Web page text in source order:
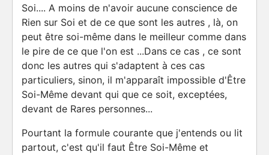
Soi.... A moins de n'avoir aucune conscience de
Rien sur Soi et de ce que sont les autres , là, on
peut être soi-même dans le meilleur comme dans
le pire de ce que l'on est ...Dans ce cas , ce sont
donc les autres qui s'adaptent à ces cas
particuliers, sinon, il m'apparaît impossible d'Être
Soi-Même devant qui que ce soit, exceptées,
devant de Rares personnes...
Pourtant la formule courante que j'entends ou lit
partout, c'est qu'il faut Être Soi-Même et